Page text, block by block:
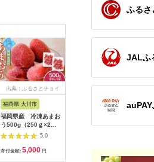
出典：ふるさとチョイ
福岡県 大川市
福岡県産 冷凍あまお
う500g（250ｇ×2
個）
5.0
寄付金額: 5,000 円
福岡県 宇美町
福岡産あまおう 1パッ
定発送】 [南国フルー
ツ 福岡県 宇美町
20,000
ふるさ
JALふ